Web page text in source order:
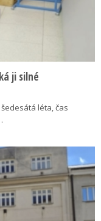
ji silné
léta, čas